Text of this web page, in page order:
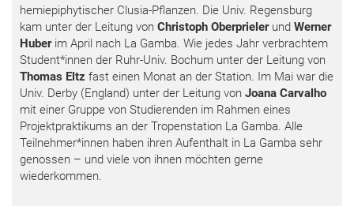
hemiepiphytischer Clusia-Pflanzen. Die Univ. Regensburg
kam unter der Leitung von Christoph Oberprielerund Werner
Huberim April nach La Gamba. Wie jedes Jahr verbrachtem
Student*innen der Ruhr-Univ. Bochum unter der Leitung von
Thomas Eltz fast einen Monat an der Station. Im Mai war die
Univ. Derby (England) unter der Leitung von Joana Carvalho
mit einer Gruppe von Studierenden im Rahmen eines
Projektpraktikums an der Tropenstation La Gamba. Alle
Teilnehmer*innen haben ihren Aufenthalt in La Gamba sehr
genossen – und viele von ihnen möchten gerne
wiederkommen.